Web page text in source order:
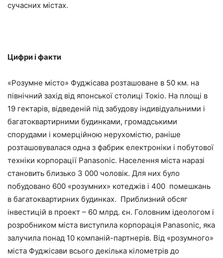
сучасних містах.
Цифри і факти
«Розумне місто» Фуджісава розташоване в 50 км. на
північний захід від японської столиці Токіо. На площі в
19 гектарів, відведеній під забудову індивідуальними і
багатоквартирними будинками, громадськими
спорудами і комерційною нерухомістю, раніше
розташовувалася одна з фабрик електроніки і побутової
техніки корпорації Panasonic. Населення міста наразі
становить близько 3 000 чоловік. Для них було
побудовано 600 «розумних» котеджів і 400 помешкань
в багатоквартирних будинках. Приблизний обсяг
інвестицій в проект – 60 млрд. єн. Головним ідеологом і
розробником міста виступила корпорація Panasonic, яка
залучила понад 10 компаній-партнерів. Від «розумного»
міста Фуджісави всього декілька кілометрів до